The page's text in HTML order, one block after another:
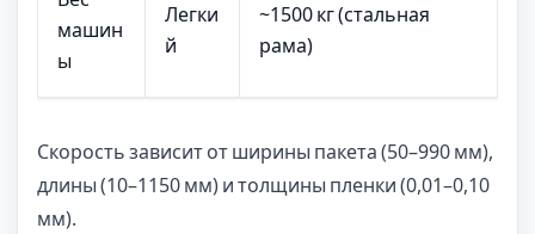
машин
ы
Легки
й
~1500 кг (стальная
рама)
Скорость зависит от ширины пакета (50–990 мм),
длины (10–1150 мм) и толщины пленки (0,01–0,10
мм).